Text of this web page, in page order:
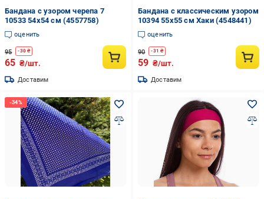
Бандана с узором черепа 7
10533 54х54 см (4557758)
оценить
95 -30 ₴
65 ₴/шт.
Доставим
Бандана с классическим узором
10394 55х55 см Хаки (4548441)
оценить
90 -31 ₴
59 ₴/шт.
Доставим